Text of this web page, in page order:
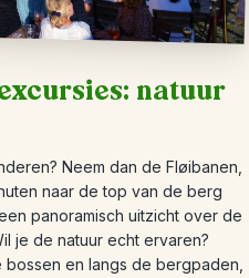
natuur
Neem dan de Fløibanen,
naar de top van de berg
panoramisch uitzicht over de
je de natuur echt ervaren?
en langs de bergpaden,